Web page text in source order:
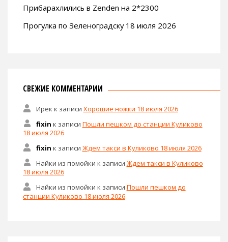
Прибарахлились в Zenden на 2*2300
Прогулка по Зеленоградску 18 июля 2026
СВЕЖИЕ КОММЕНТАРИИ
Ирек к записи Хорошие ножки 18 июля 2026
fixin к записи Пошли пешком до станции Куликово
18 июля 2026
fixin к записи Ждем такси в Куликово 18 июля 2026
Найки из помойки к записи Ждем такси в Куликово
18 июля 2026
Найки из помойки к записи Пошли пешком до
станции Куликово 18 июля 2026